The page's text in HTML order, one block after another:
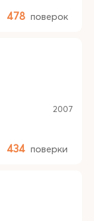
478 поверок
2007
434 поверки